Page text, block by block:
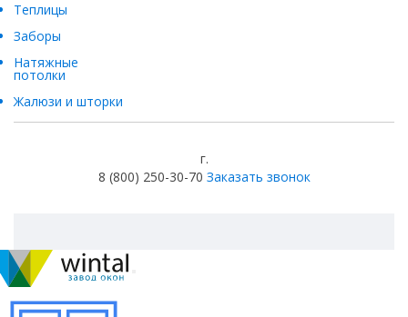
Теплицы
Заборы
Натяжные
потолки
Жалюзи и шторки
г.
8 (800) 250-30-70 Заказать звонок